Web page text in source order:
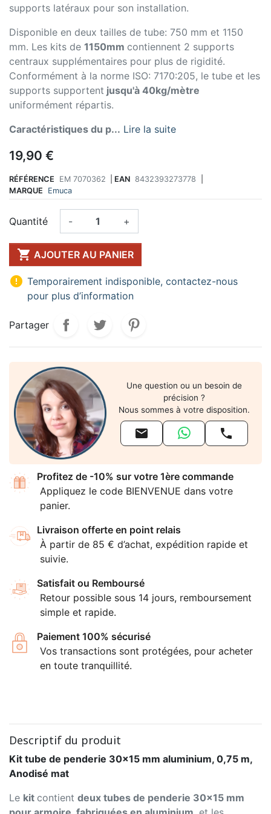
supports latéraux pour son installation.
Disponible en deux tailles de tube: 750 mm et 1150
mm. Les kits de 1150mm contiennent 2 supports
centraux supplémentaires pour plus de rigidité.
Conformément à la norme ISO: 7170:205, le tube et les
supports supportent jusqu'à 40kg/mètre
uniformément répartis.
Caractéristiques du p... Lire la suite
19,90 €
RÉFÉRENCE EM 7070362 EAN 8432393273778
MARQUE
Emuca
Quantité - +
 AJOUTER AU PANIER
 Temporairement indisponible, contactez-nous
pour plus d’information
Partager
Une question ou un besoin de
précision ?
Nous sommes à votre disposition.
 
Profitez de -10% sur votre 1ère commande
Appliquez le code BIENVENUE dans votre
panier.
Livraison offerte en point relais
À partir de 85 € d’achat, expédition rapide et
suivie.
Satisfait ou Remboursé
Retour possible sous 14 jours, remboursement
simple et rapide.
Paiement 100% sécurisé
Vos transactions sont protégées, pour acheter
en toute tranquillité.
Descriptif du produit
Kit tube de penderie 30x15 mm aluminium, 0,75 m,
Anodisé mat
Le kit contient deux tubes de penderie 30x15 mm